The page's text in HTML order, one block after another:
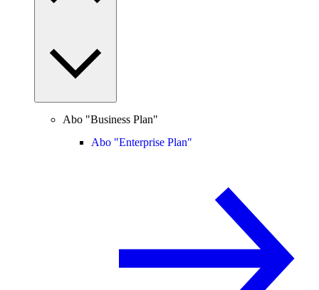
Abo "Business Plan"
Abo "Enterprise Plan"